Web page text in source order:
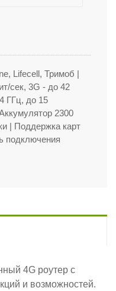
Lifecell, Тримоб
сек, 3G - до 42
ГГц, до 15
2300
| Поддержка карт
подключения
4G роутер с
и возможностей.